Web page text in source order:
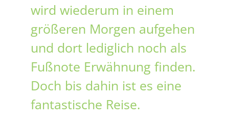
wird wiederum in einem
größeren Morgen aufgehen
und dort lediglich noch als
Fußnote Erwähnung finden.
Doch bis dahin ist es eine
fantastische Reise.